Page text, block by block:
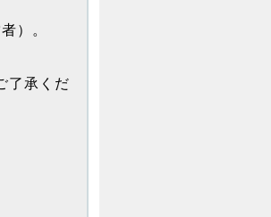
）。
了承くだ